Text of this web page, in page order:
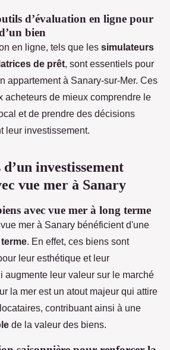
d’évaluation en ligne pour
bien
en ligne, tels que les simulateurs
de prêt, sont essentiels pour
appartement à Sanary-sur-Mer. Ces
acheteurs de mieux comprendre le
et de prendre des décisions
leur investissement.
investissement
vue mer à Sanary
avec vue mer à long terme
mer à Sanary bénéficient d'une
. En effet, ces biens sont
leur esthétique et leur
augmente leur valeur sur le marché
la mer est un atout majeur qui attire
contribuant ainsi à une
de la valeur des biens.